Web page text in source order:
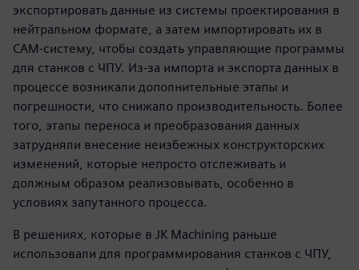
экспортировать данные из системы проектирования в
нейтральном формате, а затем импортировать их в
CAM-систему, чтобы создать управляющие программы
для станков с ЧПУ. Из-за импорта и экспорта данных в
процессе возникали дополнительные этапы и
погрешности, что снижало производительность. Более
того, этапы переноса и преобразования данных
затрудняли внесение неизбежных конструкторских
изменений, которые непросто отслеживать и
должным образом реализовывать, особенно в
условиях запутанного процесса.
В решениях, которые в JK Machining раньше
использовали для программирования станков с ЧПУ,